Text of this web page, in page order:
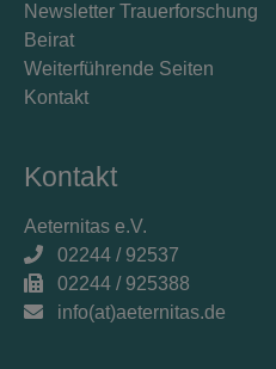
Newsletter Trauerforschung
Beirat
Weiterführende Seiten
Kontakt
Kontakt
Aeternitas e.V.
02244 / 92537
02244 / 925388
info(at)aeternitas.de